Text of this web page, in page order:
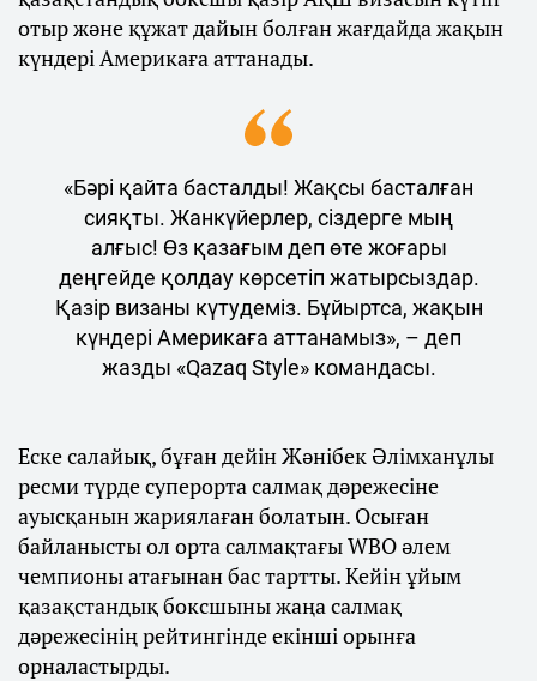
отыр және құжат дайын болған жағдайда жақын
күндері Америкаға аттанады.
«Бәрі қайта басталды! Жақсы басталған
сияқты. Жанкүйерлер, сіздерге мың
алғыс! Өз қазағым деп өте жоғары
деңгейде қолдау көрсетіп жатырсыздар.
Қазір визаны күтудеміз. Бұйыртса, жақын
күндері Америкаға аттанамыз», – деп
жазды «Qazaq Style» командасы.
Еске салайық, бұған дейін Жәнібек Әлімханұлы
ресми түрде суперорта салмақ дәрежесіне
ауысқанын жариялаған болатын. Осыған
байланысты ол орта салмақтағы WBO әлем
чемпионы атағынан бас тартты. Кейін ұйым
қазақстандық боксшыны жаңа салмақ
дәрежесінің рейтингінде екінші орынға
орналастырды.